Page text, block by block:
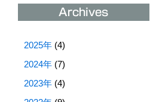
2025年 (4)
2024年 (7)
2023年 (4)